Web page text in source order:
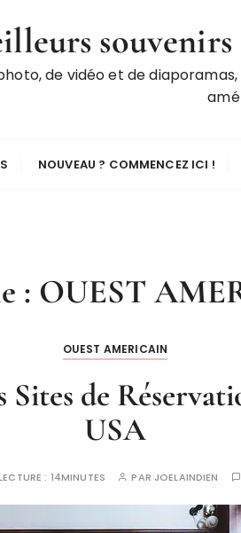
souvenirs
de vidéo et de
NOUVEAU ? COMMENCEZ ICI !
: OUEST
OUEST AMERICAIN
de
USA
: 14MINUTES PAR JOELAINDIEN